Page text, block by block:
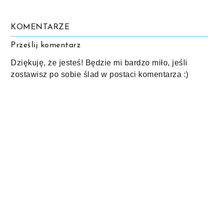
KOMENTARZE
Prześlij komentarz
Dziękuję, że jesteś! Będzie mi bardzo miło, jeśli
zostawisz po sobie ślad w postaci komentarza :)